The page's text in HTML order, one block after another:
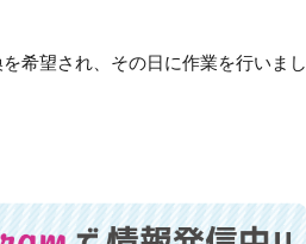
希望され、その日に作業を行いまし